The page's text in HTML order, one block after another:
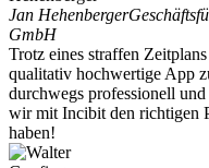
Jan Hehenberger
GmbH
Trotz eines straffen
qualitativ hochwertige App
durchwegs professionell
wir mit Incibit den richtigen
haben!